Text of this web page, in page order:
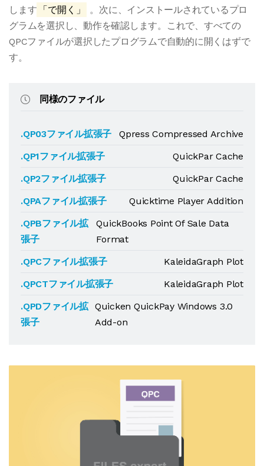
します
「で開く」
。次に、インストールされているプロ
グラムを選択し、動作を確認します。これで、すべての
QPCファイルが選択したプログラムで自動的に開くはずで
す。
同様のファイル
.QP03ファイル拡張子
Qpress Compressed Archive
.QP1ファイル拡張子
QuickPar Cache
.QP2ファイル拡張子
QuickPar Cache
.QPAファイル拡張子
Quicktime Player Addition
.QPBファイル拡
張子
QuickBooks Point Of Sale Data
Format
.QPCファイル拡張子
KaleidaGraph Plot
.QPCTファイル拡張子
KaleidaGraph Plot
.QPDファイル拡
張子
Quicken QuickPay Windows 3.0
Add-on